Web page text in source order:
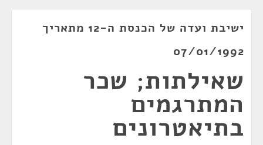
ישיבת ועדה של הכנסת ה-12 מתאריך
07/01/1992
שאילתות; שכר
המתרגמים
בתיאטרונים